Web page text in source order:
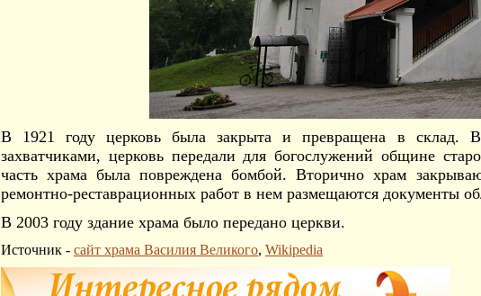
В 1921 году церковь была закрыта и превращена в склад.
захватчиками, церковь передали для богослужений общине
часть храма была повреждена бомбой. Вторично храм
ремонтно-реставрационных работ в нем размещаются документы
В 2003 году здание храма было передано церкви.
Источник - сайт храма Василия Великого, Wikipedia